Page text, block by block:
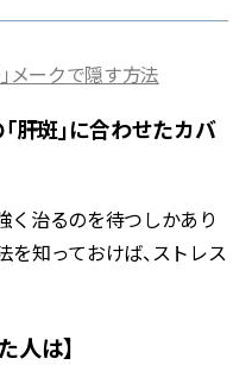
メークで隠す方法
肝斑」に合わせたカバ
く治るのを待つしかあり
を知っておけば、ストレス
人は】